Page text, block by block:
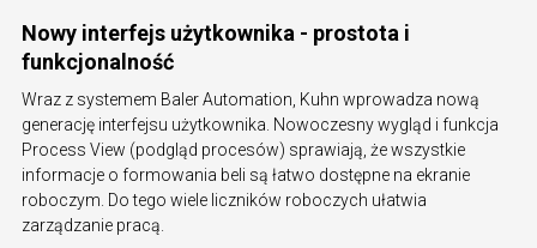
Nowy interfejs użytkownika - prostota i
funkcjonalność
Wraz z systemem Baler Automation, Kuhn wprowadza nową
generację interfejsu użytkownika. Nowoczesny wygląd i funkcja
Process View (podgląd procesów) sprawiają, że wszystkie
informacje o formowania beli są łatwo dostępne na ekranie
roboczym. Do tego wiele liczników roboczych ułatwia
zarządzanie pracą.